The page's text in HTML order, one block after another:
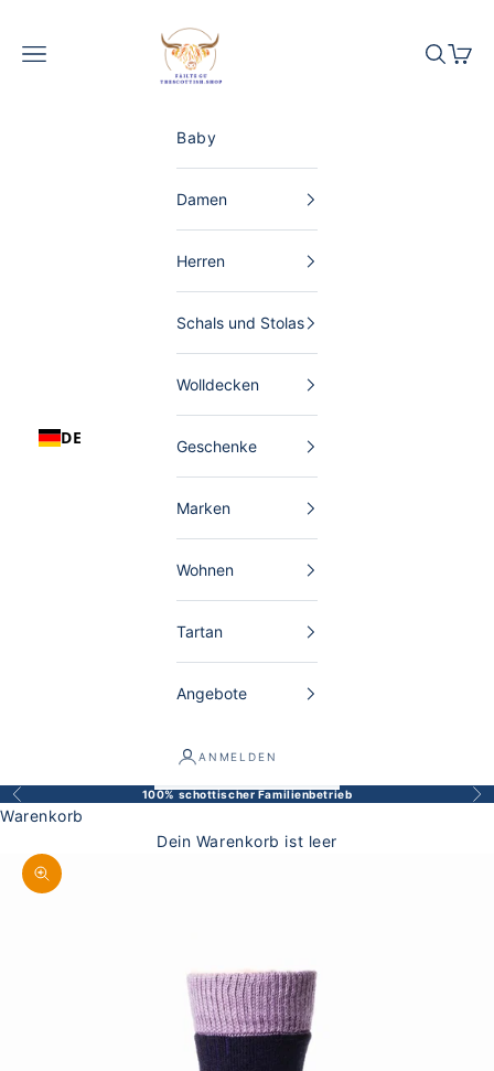
The Scottish Shop Deutschland
DE
Menü Suchen
Baby
Damen
Herren
Schals und Stolas
Wolldecken
Geschenke
Marken
Wohnen
Tartan
Angebote
ANMELDEN
Zurück 100% schottischer Familienbetrieb Vor
Warenkorb
Dein Warenkorb ist leer
Bild vergrößern